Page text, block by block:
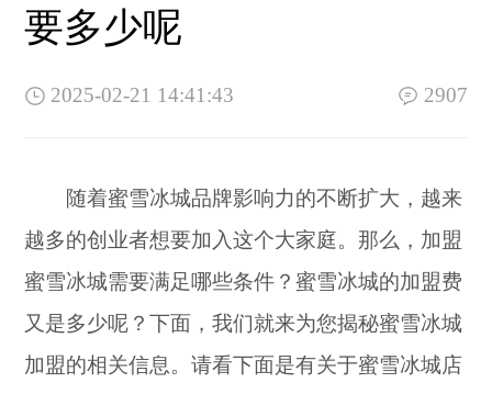
要多少呢
2025-02-21 14:41:43 2907
随着蜜雪冰城品牌影响力的不断扩大，越来
越多的创业者想要加入这个大家庭。那么，加盟
蜜雪冰城需要满足哪些条件？蜜雪冰城的加盟费
又是多少呢？下面，我们就来为您揭秘蜜雪冰城
加盟的相关信息。请看下面是有关于蜜雪冰城店